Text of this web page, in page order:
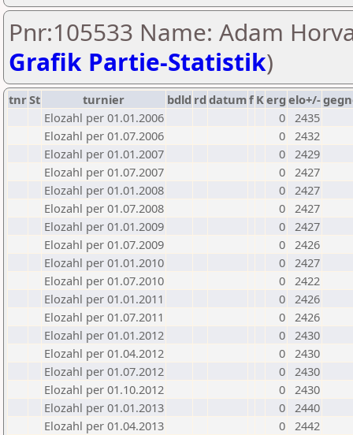
Pnr:105533 Name: Adam
Grafik Partie-Statistik)
tnrSt turnier bdld rd datumf Kerg elo+/-
Elozahl per 01.01.2006
0 2435
Elozahl per 01.07.2006
0 2432
Elozahl per 01.01.2007
0 2429
Elozahl per 01.07.2007
0 2427
Elozahl per 01.01.2008
0 2427
Elozahl per 01.07.2008
0 2427
Elozahl per 01.01.2009
0 2427
Elozahl per 01.07.2009
0 2426
Elozahl per 01.01.2010
0 2427
Elozahl per 01.07.2010
0 2422
Elozahl per 01.01.2011
0 2426
Elozahl per 01.07.2011
0 2426
Elozahl per 01.01.2012
0 2430
Elozahl per 01.04.2012
0 2430
Elozahl per 01.07.2012
0 2430
Elozahl per 01.10.2012
0 2430
Elozahl per 01.01.2013
0 2440
Elozahl per 01.04.2013
0 2442